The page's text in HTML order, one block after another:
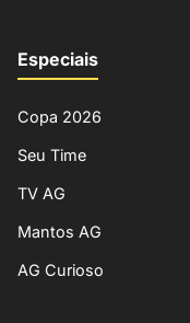
Especiais
Copa 2026
Seu Time
TV AG
Mantos AG
AG Curioso